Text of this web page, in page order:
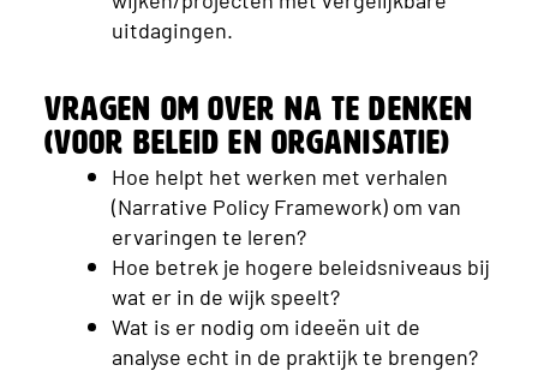
uitdagingen.
Vragen om over na te denken
(voor beleid en organisatie)
Hoe helpt het werken met verhalen
(Narrative Policy Framework) om van
ervaringen te leren?
Hoe betrek je hogere beleidsniveaus bij
wat er in de wijk speelt?
Wat is er nodig om ideeën uit de
analyse echt in de praktijk te brengen?